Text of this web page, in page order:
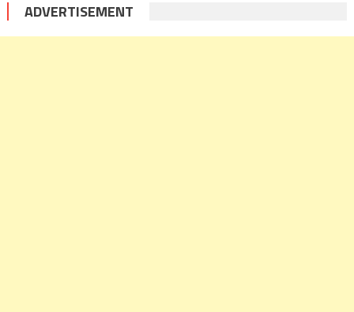
ADVERTISEMENT